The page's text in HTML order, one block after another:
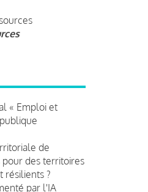
« Emploi et
de
des territoires
résilients ?
par l'IA